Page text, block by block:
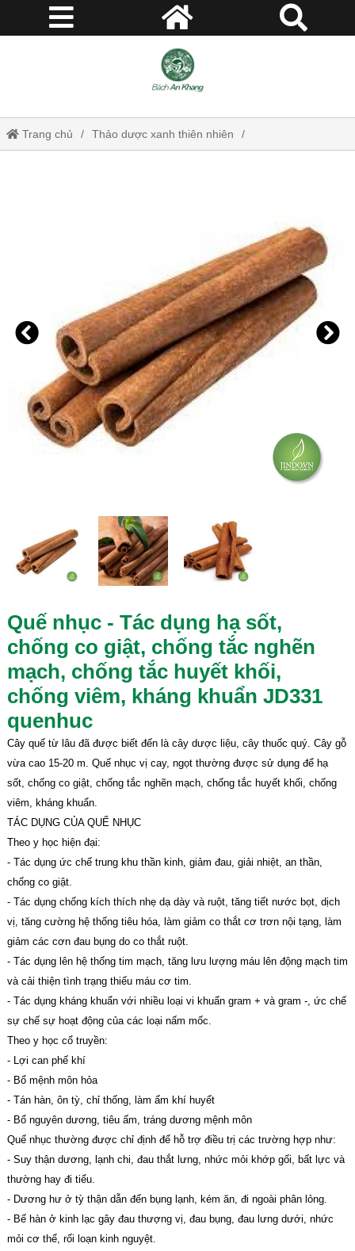
Trang chủ Thảo dược xanh thiên nhiên
Quế nhục - Tác dụng hạ sốt,
chống co giật, chống tắc nghẽn
mạch, chống tắc huyết khối,
chống viêm, kháng khuẩn JD331
quenhuc
Cây quế từ lâu đã được biết đến là cây dược liệu, cây thuốc quý. Cây gỗ
vừa cao 15-20 m. Quế nhục vị cay, ngọt thường được sử dụng để hạ
sốt, chống co giật, chống tắc nghẽn mạch, chống tắc huyết khối, chống
viêm, kháng khuẩn.
TÁC DỤNG CỦA QUẾ NHỤC
Theo y học hiện đại:
- Tác dụng ức chế trung khu thần kinh, giảm đau, giải nhiệt, an thần,
chống co giật.
- Tác dụng chống kích thích nhẹ dạ dày và ruột, tăng tiết nước bọt, dịch
vị, tăng cường hệ thống tiêu hóa, làm giảm co thắt cơ trơn nội tạng, làm
giảm các cơn đau bụng do co thắt ruột.
- Tác dụng lên hệ thống tim mạch, tăng lưu lượng máu lên động mạch tim
và cải thiện tình trạng thiếu máu cơ tim.
- Tác dụng kháng khuẩn với nhiều loại vi khuẩn gram + và gram -, ức chế
sự chế sự hoạt động của các loại nấm mốc.
Theo y học cổ truyền:
- Lợi can phế khí
- Bổ mệnh môn hỏa
- Tán hàn, ôn tỳ, chỉ thống, làm ấm khí huyết
- Bổ nguyên dương, tiêu ấm, tráng dương mệnh môn
Quế nhục thường được chỉ định để hỗ trợ điều trị các trường hợp như:
- Suy thận dương, lạnh chi, đau thắt lưng, nhức mỏi khớp gối, bất lực và
thường hay đi tiểu.
- Dương hư ở tỳ thận dẫn đến bụng lạnh, kém ăn, đi ngoài phân lỏng.
- Bế hàn ở kinh lạc gây đau thượng vị, đau bụng, đau lưng dưới, nhức
mỏi cơ thể, rối loạn kinh nguyệt.